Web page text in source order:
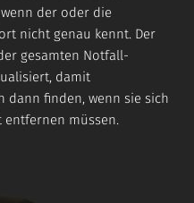
der oder die
nicht genau kennt. Der
gesamten Notfall-
damit
dann finden, wenn sie sich
müssen.